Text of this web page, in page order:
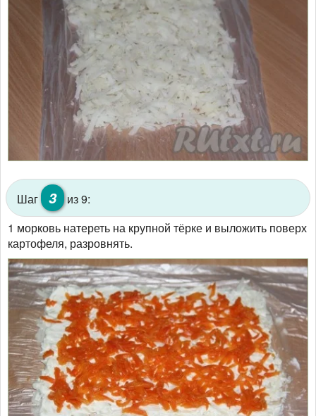
Шаг 3
из 9:
1 морковь натереть на крупной тёрке и выложить поверх
картофеля, разровнять.